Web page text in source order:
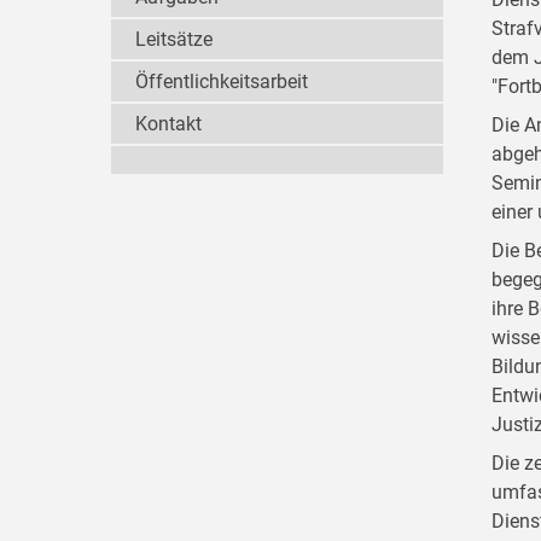
dem
Die
einer
Die
ihre
Die
Leitsätze
Öffentlichkeitsarbeit
Kontakt